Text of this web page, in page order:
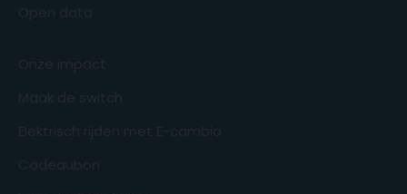
Open data
Onze impact
Maak de switch
Elektrisch rijden met E-cambio
Cadeaubon